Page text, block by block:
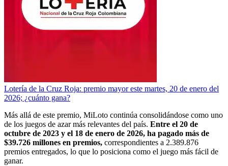
Lotería de la Cruz Roja: premio mayor este martes, 20 de enero del
2026; ¿cuánto gana?
Más allá de este premio, MiLoto continúa consolidándose como uno
de los juegos de azar más relevantes del país. Entre el 20 de
octubre de 2023 y el 18 de enero de 2026, ha pagado más de
$39.726 millones en premios, correspondientes a 2.389.876
premios entregados, lo que lo posiciona como el juego más fácil de
ganar.